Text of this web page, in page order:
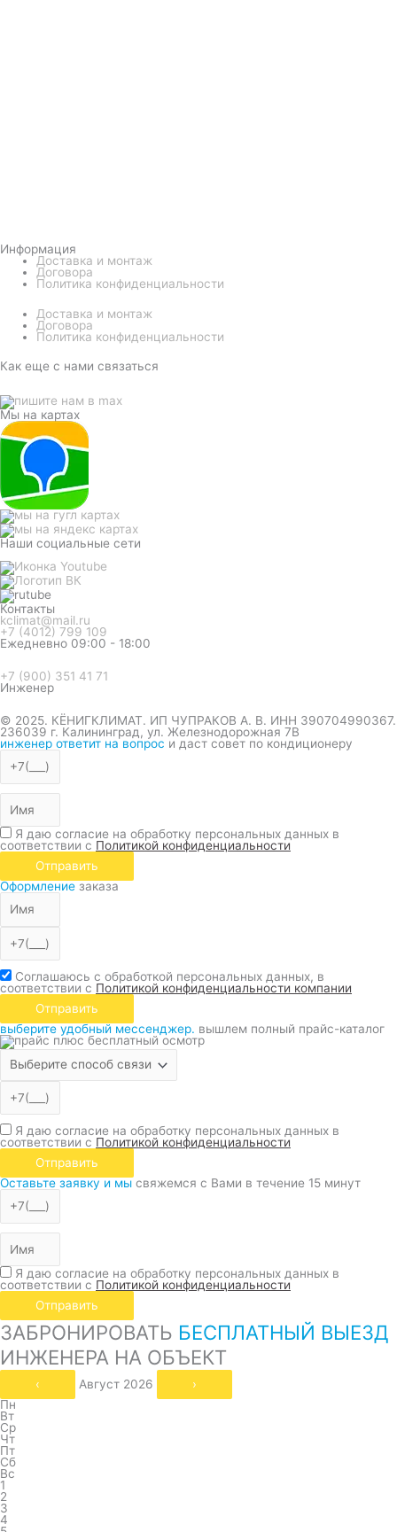
Информация
Доставка и монтаж
Договора
Политика конфиденциальности
Доставка и монтаж
Договора
Политика конфиденциальности
Как еще с нами связаться
Мы на картах
Наши социальные сети
Контакты
kclimat@mail.ru
+7 (4012) 799 109
Ежедневно 09:00 - 18:00
+7 (900) 351 41 71
Инженер
© 2025. КЁНИГКЛИМАТ. ИП ЧУПРАКОВ А. В. ИНН 390704990367.
236039 г. Калининград, ул. Железнодорожная 7В
инженер ответит на вопрос и даст совет по кондиционеру
Я даю согласие на обработку персональных данных в
соответствии с Политикой конфиденциальности
Отправить
Оформление заказа
Соглашаюсь с обработкой персональных данных, в
соответствии с Политикой конфиденциальности компании
Отправить
выберите удобный мессенджер. вышлем полный прайс-каталог
Я даю согласие на обработку персональных данных в
соответствии с Политикой конфиденциальности
Отправить
Оставьте заявку и мы свяжемся с Вами в течение 15 минут
Я даю согласие на обработку персональных данных в
соответствии с Политикой конфиденциальности
Отправить
ЗАБРОНИРОВАТЬ БЕСПЛАТНЫЙ ВЫЕЗД
ИНЖЕНЕРА НА ОБЪЕКТ
‹ Август 2026
›
Пн
Вт
Ср
Чт
Пт
Сб
Вс
1
2
3
4